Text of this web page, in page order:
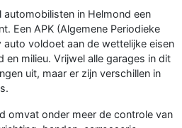
automobilisten in Helmond een
Een APK (Algemene Periodieke
voldoet aan de wettelijke eisen
milieu. Vrijwel alle garages in dit
uit, maar er zijn verschillen in
omvat onder meer de controle van